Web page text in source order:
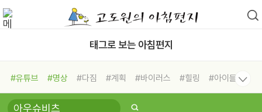
태그로 보는 아침편지
#유튜브 #명상 #다짐 #계획 #바이러스 #힐링
#아이들
#비전캠프
#독서캠프 #삶